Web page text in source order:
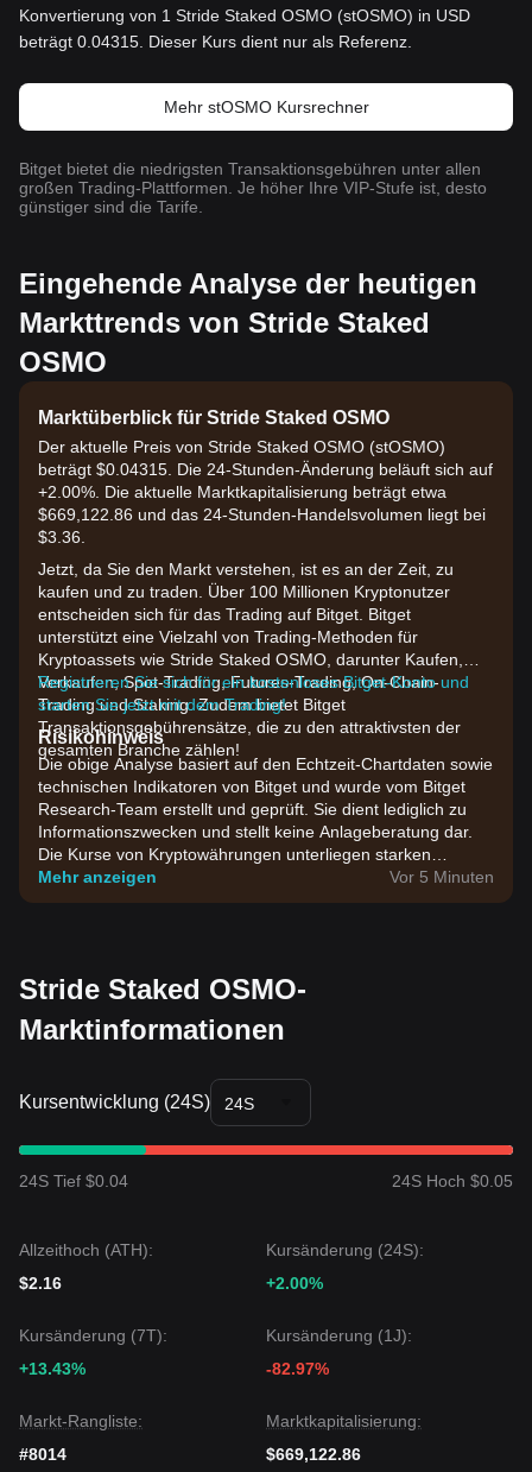
Konvertierung von 1 Stride Staked OSMO (stOSMO) in USD
beträgt 0.04315. Dieser Kurs dient nur als Referenz.
Mehr stOSMO Kursrechner
Bitget bietet die niedrigsten Transaktionsgebühren unter allen
großen Trading-Plattformen. Je höher Ihre VIP-Stufe ist, desto
günstiger sind die Tarife.
Eingehende Analyse der heutigen
Markttrends von Stride Staked
OSMO
Marktüberblick für Stride Staked OSMO
Der aktuelle Preis von Stride Staked OSMO (stOSMO)
beträgt $0.04315. Die 24-Stunden-Änderung beläuft sich auf
+2.00%. Die aktuelle Marktkapitalisierung beträgt etwa
$669,122.86 und das 24-Stunden-Handelsvolumen liegt bei
$3.36.
Jetzt, da Sie den Markt verstehen, ist es an der Zeit, zu
kaufen und zu traden. Über 100 Millionen Kryptonutzer
entscheiden sich für das Trading auf Bitget. Bitget
unterstützt eine Vielzahl von Trading-Methoden für
Kryptoassets wie Stride Staked OSMO, darunter Kaufen,
Verkaufen, Spot-Trading, Futures-Trading, On-Chain-
Trading und Staking. Zudem bietet Bitget
Transaktionsgebührensätze, die zu den attraktivsten der
gesamten Branche zählen!
Registrieren Sie sich für ein kostenloses Bitget-Konto und
starten Sie jetzt mit dem Trading!
Risikohinweis
Die obige Analyse basiert auf den Echtzeit-Chartdaten sowie
technischen Indikatoren von Bitget und wurde vom Bitget
Research-Team erstellt und geprüft. Sie dient lediglich zu
Informationszwecken und stellt keine Anlageberatung dar.
Die Kurse von Kryptowährungen unterliegen starken
Schwankungen. Bitte treffen Sie Investmententscheidungen
entsprechend Ihrer eigenen Risikobereitschaft.
Mehr anzeigen Vor 5 Minuten
Stride Staked OSMO-
Marktinformationen
Kursentwicklung (24S) 24S
24S Tief $0.04 24S Hoch $0.05
Allzeithoch (ATH):
$2.16
Kursänderung (24S):
+2.00%
Kursänderung (7T):
+13.43%
Kursänderung (1J):
-82.97%
Markt-Rangliste:
#8014
Marktkapitalisierung:
$669,122.86